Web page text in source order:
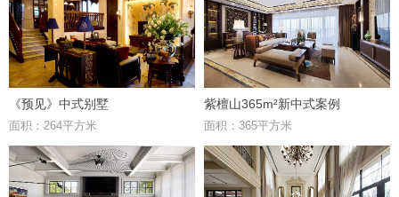
《预见》中式别墅
面积：264平方米
紫檀山365m²新中式案例
面积：365平方米